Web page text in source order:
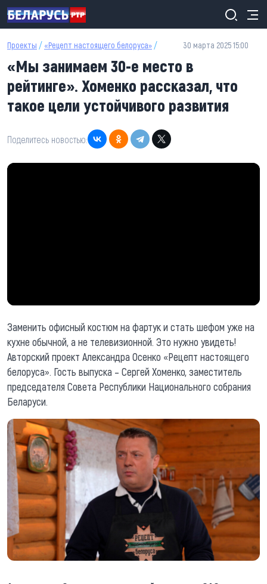
Перейти к основному содержанию
Проекты / «Рецепт настоящего белоруса» / 30 марта 2025 15:00
«Мы занимаем 30-е место в
рейтинге». Хоменко рассказал, что
такое цели устойчивого развития
Поделитесь новостью:
Заменить офисный костюм на фартук и стать шефом уже на
кухне обычной, а не телевизионной. Это нужно увидеть!
Авторский проект Александра Осенко «Рецепт настоящего
белоруса». Гость выпуска – Сергей Хоменко, заместитель
председателя Совета Республики Национального собрания
Беларуси.